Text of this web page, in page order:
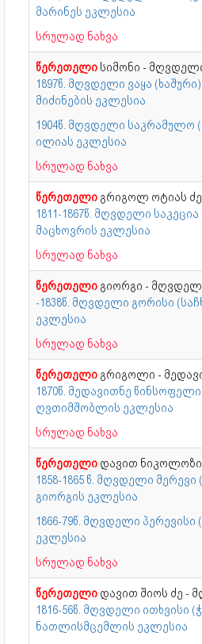
მარინეს ეკლესია
სრულად ნახვა
წერეთელი სიმონი -
1897წ. მღვდელი ვაყა
მიძინების ეკლესია
1904წ. მღვდელი საკრამულო
ილიას ეკლესია
სრულად ნახვა
წერეთელი გრიგოლ ოტიას
1811-1867წ. მღვდელი
მაცხოვრის ეკლესია
სრულად ნახვა
წერეთელი გიორგი -
-1838წ. მღვდელი გორისი
ეკლესია
სრულად ნახვა
წერეთელი გრიგოლი -
1870წ. მედავითნე
ღვთიმშობლის ეკლესია
სრულად ნახვა
წერეთელი დავით
1858-1865 წ. მღვდელი მერევი
გიორგის ეკლესია
1866-79წ. მღვდელი პერევისი
ეკლესია
სრულად ნახვა
წერეთელი დავით შიოს ძე -
1816-56წ. მღვდელი ითხვისი
ნათლისმცემლის ეკლესია